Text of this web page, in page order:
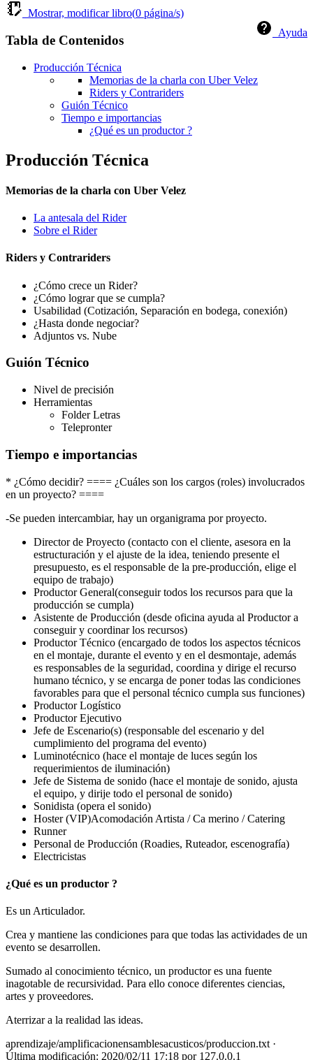
Mostrar, modificar libro(0 página/s)
Ayuda
Tabla de Contenidos
Producción Técnica
Memorias de la charla con Uber Velez
Riders y Contrariders
Guión Técnico
Tiempo e importancias
¿Qué es un productor ?
Producción Técnica
Memorias de la charla con Uber Velez
La antesala del Rider
Sobre el Rider
Riders y Contrariders
¿Cómo crece un Rider?
¿Cómo lograr que se cumpla?
Usabilidad (Cotización, Separación en bodega, conexión)
¿Hasta donde negociar?
Adjuntos vs. Nube
Guión Técnico
Nivel de precisión
Herramientas
Folder Letras
Telepronter
Tiempo e importancias
* ¿Cómo decidir? ==== ¿Cuáles son los cargos (roles) involucrados
en un proyecto? ====
-Se pueden intercambiar, hay un organigrama por proyecto.
Director de Proyecto (contacto con el cliente, asesora en la
estructuración y el ajuste de la idea, teniendo presente el
presupuesto, es el responsable de la pre-producción, elige el
equipo de trabajo)
Productor General(conseguir todos los recursos para que la
producción se cumpla)
Asistente de Producción (desde oficina ayuda al Productor a
conseguir y coordinar los recursos)
Productor Técnico (encargado de todos los aspectos técnicos
en el montaje, durante el evento y en el desmontaje, además
es responsables de la seguridad, coordina y dirige el recurso
humano técnico, y se encarga de poner todas las condiciones
favorables para que el personal técnico cumpla sus funciones)
Productor Logístico
Productor Ejecutivo
Jefe de Escenario(s) (responsable del escenario y del
cumplimiento del programa del evento)
Luminotécnico (hace el montaje de luces según los
requerimientos de iluminación)
Jefe de Sistema de sonido (hace el montaje de sonido, ajusta
el equipo, y dirije todo el personal de sonido)
Sonidista (opera el sonido)
Hoster (VIP)Acomodación Artista / Ca merino / Catering
Runner
Personal de Producción (Roadies, Ruteador, escenografía)
Electricistas
¿Qué es un productor ?
Es un Articulador.
Crea y mantiene las condiciones para que todas las actividades de un
evento se desarrollen.
Sumado al conocimiento técnico, un productor es una fuente
inagotable de recursividad. Para ello conoce diferentes ciencias,
artes y proveedores.
Aterrizar a la realidad las ideas.
aprendizaje/amplificacionensamblesacusticos/produccion.txt ·
Última modificación: 2020/02/11 17:18 por 127.0.0.1